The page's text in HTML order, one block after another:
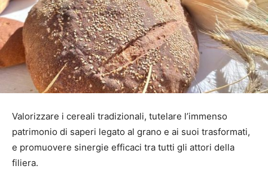
Valorizzare i cereali tradizionali, tutelare l’immenso
patrimonio di saperi legato al grano e ai suoi trasformati,
e promuovere sinergie efficaci tra tutti gli attori della
filiera.